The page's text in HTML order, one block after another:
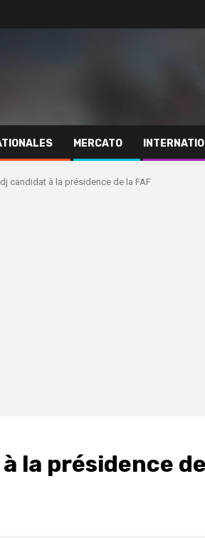
MERCATO
candidat à la présidence de la FAF
la présidence